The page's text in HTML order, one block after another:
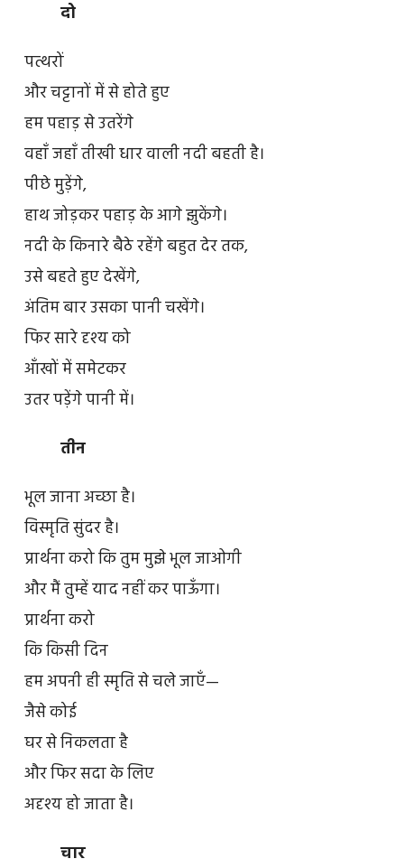
दो
पत्थरों
और चट्टानों में से होते हुए
हम पहाड़ से उतरेंगे
वहाँ जहाँ तीखी धार वाली नदी बहती है।
पीछे मुड़ेंगे,
हाथ जोड़कर पहाड़ के आगे झुकेंगे।
नदी के किनारे बैठे रहेंगे बहुत देर तक,
उसे बहते हुए देखेंगे,
अंतिम बार उसका पानी चखेंगे।
फिर सारे दृश्य को
आँखों में समेटकर
उतर पड़ेंगे पानी में।
तीन
भूल जाना अच्छा है।
विस्मृति सुंदर है।
प्रार्थना करो कि तुम मुझे भूल जाओगी
और मैं तुम्हें याद नहीं कर पाऊँगा।
प्रार्थना करो
कि किसी दिन
हम अपनी ही स्मृति से चले जाएँ—
जैसे कोई
घर से निकलता है
और फिर सदा के लिए
अदृश्य हो जाता है।
चार